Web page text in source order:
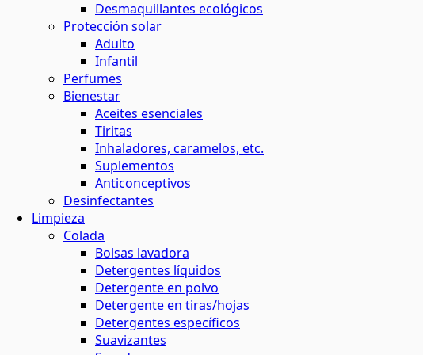
Desmaquillantes ecológicos
Protección solar
Adulto
Infantil
Perfumes
Bienestar
Aceites esenciales
Tiritas
Inhaladores, caramelos, etc.
Suplementos
Anticonceptivos
Desinfectantes
Limpieza
Colada
Bolsas lavadora
Detergentes líquidos
Detergente en polvo
Detergente en tiras/hojas
Detergentes específicos
Suavizantes